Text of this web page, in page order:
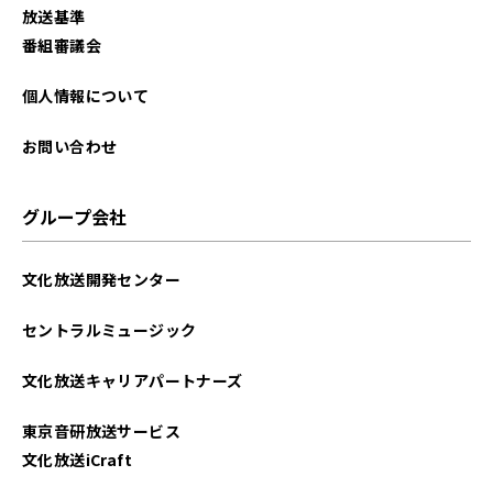
2025年09月
2025年06月
放送基準
番組審議会
個人情報について
お問い合わせ
グループ会社
文化放送開発センター
セントラルミュージック
文化放送キャリアパートナーズ
東京音研放送サービス
文化放送iCraft